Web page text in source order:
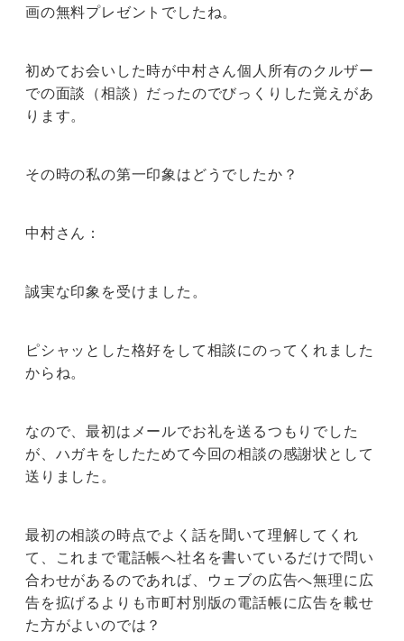
画の無料プレゼントでしたね。
初めてお会いした時が中村さん個人所有のクルザー
での面談（相談）だったのでびっくりした覚えがあ
ります。
その時の私の第一印象はどうでしたか？
中村さん：
誠実な印象を受けました。
ピシャッとした格好をして相談にのってくれました
からね。
なので、最初はメールでお礼を送るつもりでした
が、ハガキをしたためて今回の相談の感謝状として
送りました。
最初の相談の時点でよく話を聞いて理解してくれ
て、これまで電話帳へ社名を書いているだけで問い
合わせがあるのであれば、ウェブの広告へ無理に広
告を拡げるよりも市町村別版の電話帳に広告を載せ
た方がよいのでは？